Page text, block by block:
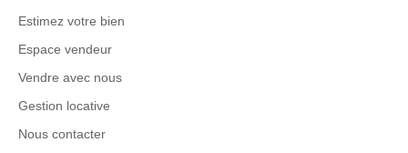
Estimez votre bien
Espace vendeur
Vendre avec nous
Gestion locative
Nous contacter